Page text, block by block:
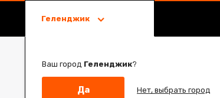
Геленджик
Ваш город Геленджик?
Да Нет, выбрать город